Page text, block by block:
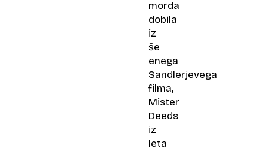
morda
dobila
iz
še
enega
Sandlerjevega
filma,
Mister
Deeds
iz
leta